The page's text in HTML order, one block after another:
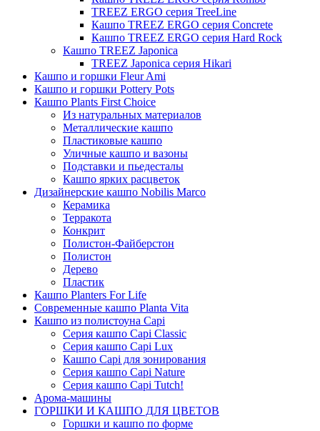
TREEZ ERGO серия TreeLine
Кашпо TREEZ ERGO серия Concrete
Кашпо TREEZ ERGO серия Hard Rock
Кашпо TREEZ Japonica
TREEZ Japonica серия Hikari
Кашпо и горшки Fleur Ami
Кашпо и горшки Pottery Pots
Кашпо Plants First Choice
Из натуральных материалов
Металлические кашпо
Пластиковые кашпо
Уличные кашпо и вазоны
Подставки и пьедесталы
Кашпо ярких расцветок
Дизайнерские кашпо Nobilis Marco
Керамика
Терракота
Конкрит
Полистон-Файберстон
Полистон
Дерево
Пластик
Кашпо Planters For Life
Современные кашпо Planta Vita
Кашпо из полистоуна Capi
Серия кашпо Capi Classic
Серия кашпо Capi Lux
Кашпо Capi для зонирования
Серия кашпо Capi Nature
Серия кашпо Capi Tutch!
Арома-машины
ГОРШКИ И КАШПО ДЛЯ ЦВЕТОВ
Горшки и кашпо по форме